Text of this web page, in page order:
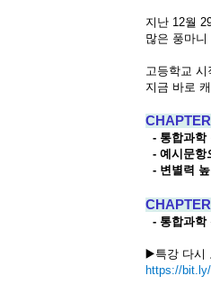
지난 12월
많은 풍마
고등학교
지금 바로
- 통합과학
- 예시문항
- 변별력
- 통합과학
▶️특강 다시
https://